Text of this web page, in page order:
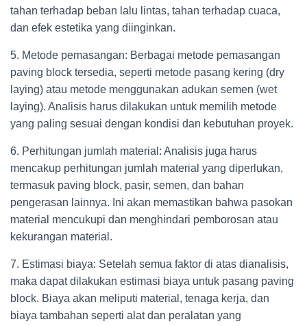
tahan terhadap beban lalu lintas, tahan terhadap cuaca,
dan efek estetika yang diinginkan.
5. Metode pemasangan: Berbagai metode pemasangan
paving block tersedia, seperti metode pasang kering (dry
laying) atau metode menggunakan adukan semen (wet
laying). Analisis harus dilakukan untuk memilih metode
yang paling sesuai dengan kondisi dan kebutuhan proyek.
6. Perhitungan jumlah material: Analisis juga harus
mencakup perhitungan jumlah material yang diperlukan,
termasuk paving block, pasir, semen, dan bahan
pengerasan lainnya. Ini akan memastikan bahwa pasokan
material mencukupi dan menghindari pemborosan atau
kekurangan material.
7. Estimasi biaya: Setelah semua faktor di atas dianalisis,
maka dapat dilakukan estimasi biaya untuk pasang paving
block. Biaya akan meliputi material, tenaga kerja, dan
biaya tambahan seperti alat dan peralatan yang